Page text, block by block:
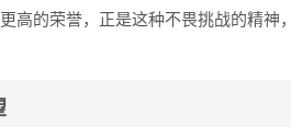
高的荣誉，正是这种不畏挑战的精神